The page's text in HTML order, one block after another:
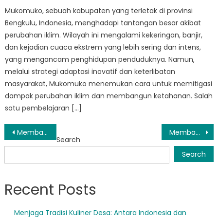
Mukomuko, sebuah kabupaten yang terletak di provinsi
Bengkulu, Indonesia, menghadapi tantangan besar akibat
perubahan iklim. Wilayah ini mengalami kekeringan, banjir,
dan kejadian cuaca ekstrem yang lebih sering dan intens,
yang mengancam penghidupan penduduknya. Namun,
melalui strategi adaptasi inovatif dan keterlibatan
masyarakat, Mukomuko menemukan cara untuk memitigasi
dampak perubahan iklim dan membangun ketahanan. Salah
satu pembelajaran […]
Post
navigation
Membangun Masa Depan yang Lebih Aman: Dampak Inisiatif BPBD Penarik terhadap Pengurangan Risiko Bencana Membangun Ketahanan: Dampak Upaya BPBD Mukomuko pada Masyarakat
Search
Search
Recent Posts
Menjaga Tradisi Kuliner Desa: Antara Indonesia dan